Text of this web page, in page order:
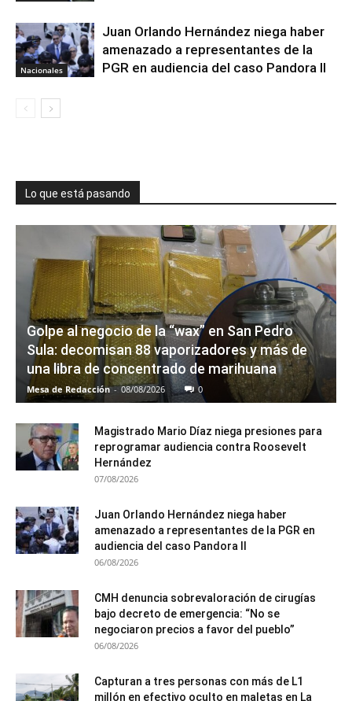
Nacionales
Juan Orlando Hernández niega haber
amenazado a representantes de la
PGR en audiencia del caso Pandora II
Lo que está pasando
Golpe al negocio de la “wax” en San Pedro
Sula: decomisan 88 vaporizadores y más de
una libra de concentrado de marihuana
Mesa de Redacción - 08/08/2026 0
Magistrado Mario Díaz niega presiones para
reprogramar audiencia contra Roosevelt
Hernández
07/08/2026
Juan Orlando Hernández niega haber
amenazado a representantes de la PGR en
audiencia del caso Pandora II
06/08/2026
CMH denuncia sobrevaloración de cirugías
bajo decreto de emergencia: “No se
negociaron precios a favor del pueblo”
06/08/2026
Capturan a tres personas con más de L1
millón en efectivo oculto en maletas en La